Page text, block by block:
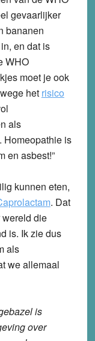
gevaarlijker
bananen
en dat is
WHO
moet je ook
het risico
als
Homeopathie is
en asbest!”
kunnen eten,
. Dat
wereld die
is. Ik zie dus
als
we allemaal
is
over